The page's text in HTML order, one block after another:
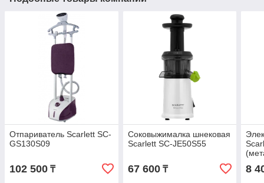
Отпариватель Scarlett SC-
GS130S09
102 500 ₸
Соковыжималка шнековая
Scarlett SC-JE50S55
67 600₸ 8